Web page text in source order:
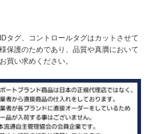
タグ、コントロールタグはカットさせて
保護のためであり、品質や真贋において
買い求めください。